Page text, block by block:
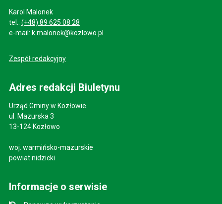
Karol Malonek
tel.: (+48) 89 625 08 28
e-mail: k.malonek@kozlowo.pl
Zespół redakcyjny
Adres redakcji Biuletynu
Urząd Gminy w Kozłowie
ul. Mazurska 3
13-124 Kozłowo
woj. warmińsko-mazurskie
powiat nidzicki
Informacje o serwisie